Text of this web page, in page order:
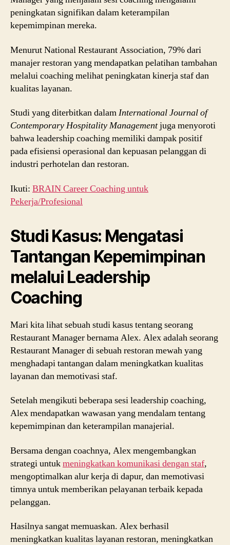
peningkatan signifikan dalam keterampilan
kepemimpinan mereka.
Menurut National Restaurant Association, 79% dari
manajer restoran yang mendapatkan pelatihan tambahan
melalui coaching melihat peningkatan kinerja staf dan
kualitas layanan.
Studi yang diterbitkan dalamInternational Journal of
Contemporary Hospitality Managementjuga menyoroti
bahwa leadership coaching memiliki dampak positif
pada efisiensi operasional dan kepuasan pelanggan di
industri perhotelan dan restoran.
Ikuti: BRAIN Career Coaching untuk
Pekerja/Profesional
Studi Kasus: Mengatasi
Tantangan Kepemimpinan
melalui Leadership
Coaching
Mari kita lihat sebuah studi kasus tentang seorang
Restaurant Manager bernama Alex. Alex adalah seorang
Restaurant Manager di sebuah restoran mewah yang
menghadapi tantangan dalam meningkatkan kualitas
layanan dan memotivasi staf.
Setelah mengikuti beberapa sesi leadership coaching,
Alex mendapatkan wawasan yang mendalam tentang
kepemimpinan dan keterampilan manajerial.
Bersama dengan coachnya, Alex mengembangkan
strategi untukmeningkatkan komunikasi dengan staf,
mengoptimalkan alur kerja di dapur, dan memotivasi
timnya untuk memberikan pelayanan terbaik kepada
pelanggan.
Hasilnya sangat memuaskan. Alex berhasil
meningkatkan kualitas layanan restoran, meningkatkan